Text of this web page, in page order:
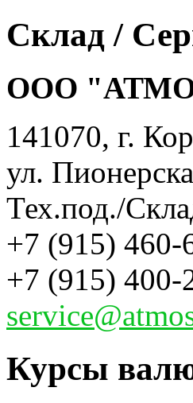
Склад /
ООО
141070, г.
ул.
Тех.под./
+7 (915) 460-
+7 (915) 400-
Курсы